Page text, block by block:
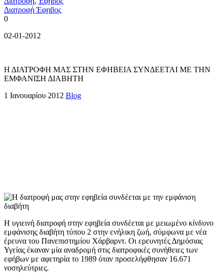
Διατροφή Έφηβος
0
02-01-2012
Η ΔΙΑΤΡΟΦΗ ΜΑΣ ΣΤΗΝ ΕΦΗΒΕΙΑ ΣΥΝΔΕΕΤΑΙ ΜΕ ΤΗΝ
ΕΜΦΑΝΙΣΗ ΔΙΑΒΗΤΗ
1 Ιανουαρίου 2012 Blog
Η υγιεινή διατροφή στην εφηβεία συνδέεται με μειωμένο κίνδυνο
εμφάνισης διαβήτη τύπου 2 στην ενήλικη ζωή, σύμφωνα με νέα
έρευνα του Πανεπιστημίου Χάρβαρντ. Οι ερευνητές Δημόσιας
Υγείας έκαναν μία αναδρομή στις διατροφικές συνήθειες των
εφήβων με αφετηρία το 1989 όταν προσελήφθησαν 16.671
νοσηλεύτριες.